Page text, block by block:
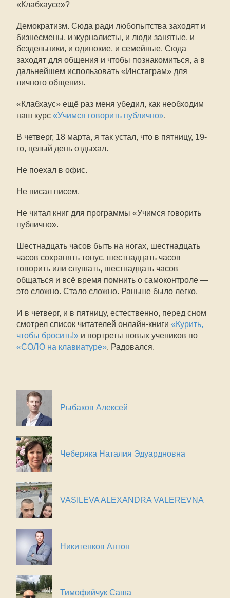
«Клабхаусе»?
Демократизм. Сюда ради любопытства заходят и
бизнесмены, и журналисты, и люди занятые, и
бездельники, и одинокие, и семейные. Сюда
заходят для общения и чтобы познакомиться, а в
дальнейшем использовать «Инстаграм» для
личного общения.
«Клабхаус» ещё раз меня убедил, как необходим
наш курс «Учимся говорить публично».
В четверг, 18 марта, я так устал, что в пятницу, 19-
го, целый день отдыхал.
Не поехал в офис.
Не писал писем.
Не читал книг для программы «Учимся говорить
публично».
Шестнадцать часов быть на ногах, шестнадцать
часов сохранять тонус, шестнадцать часов
говорить или слушать, шестнадцать часов
общаться и всё время помнить о самоконтроле —
это сложно. Стало сложно. Раньше было легко.
И в четверг, и в пятницу, естественно, перед сном
смотрел список читателей онлайн-книги «Курить,
чтобы бросить!» и портреты новых учеников по
«СОЛО на клавиатуре». Радовался.
Рыбаков Алексей
Чеберяка Наталия Эдуардновна
VASILEVA ALEXANDRA VALEREVNA
Никитенков Антон
Тимофийчук Саша